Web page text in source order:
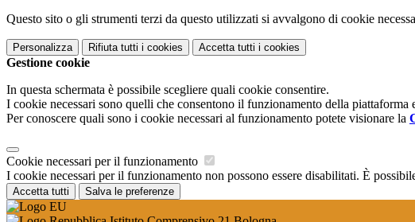
Questo sito o gli strumenti terzi da questo utilizzati si avvalgono di cookie
Personalizza Rifiuta tutti i cookies Accetta tutti i cookies
Gestione cookie
In questa schermata è possibile scegliere quali cookie consentire.
I cookie necessari sono quelli che consentono il funzionamento della piattaforma
Per conoscere quali sono i cookie necessari al funzionamento potete visionare la
Cookie necessari per il funzionamento
I cookie necessari per il funzionamento non possono essere disabilitati. È
Accetta tutti Salva le preferenze